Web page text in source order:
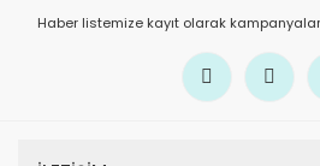
Haber listemize kayıt olarak